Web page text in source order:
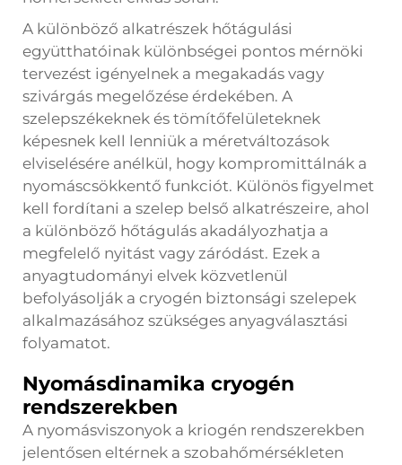
A különböző alkatrészek hőtágulási
együtthatóinak különbségei pontos mérnöki
tervezést igényelnek a megakadás vagy
szivárgás megelőzése érdekében. A
szelepszékeknek és tömítőfelületeknek
képesnek kell lenniük a méretváltozások
elviselésére anélkül, hogy kompromittálnák a
nyomáscsökkentő funkciót. Különös figyelmet
kell fordítani a szelep belső alkatrészeire, ahol
a különböző hőtágulás akadályozhatja a
megfelelő nyitást vagy záródást. Ezek a
anyagtudományi elvek közvetlenül
befolyásolják a cryogén biztonsági szelepek
alkalmazásához szükséges anyagválasztási
folyamatot.
Nyomásdinamika cryogén
rendszerekben
A nyomásviszonyok a kriogén rendszerekben
jelentősen eltérnek a szobahőmérsékleten